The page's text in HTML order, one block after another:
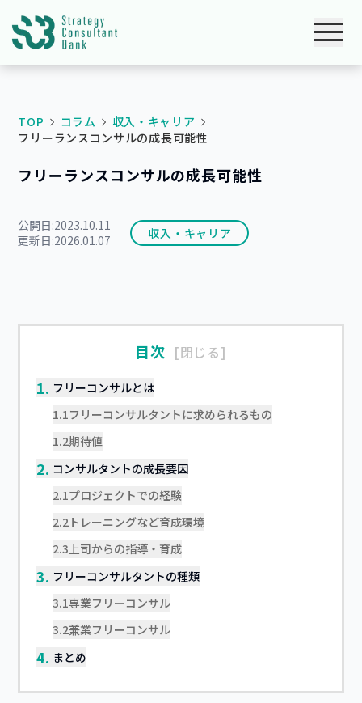
TOP コラム
収入・キャリア
フリーランスコンサルの成長可能性
フリーランスコンサルの成長可能性
公開日:2023.10.11
更新日:2026.01.07 収入・キャリア
目次 閉じる
1. フリーコンサルとは
1.1フリーコンサルタントに求められるもの
1.2期待値
2. コンサルタントの成長要因
2.1プロジェクトでの経験
2.2 トレーニングなど育成環境
2.3上司からの指導・育成
3. フリーコンサルタントの種類
3.1専業フリーコンサル
3.2兼業フリーコンサル
4. まとめ